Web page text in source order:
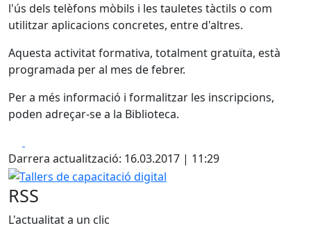
l'ús dels telèfons mòbils i les tauletes tàctils o com
utilitzar aplicacions concretes, entre d'altres.
Aquesta activitat formativa, totalment gratuïta, està
programada per al mes de febrer.
Per a més informació i formalitzar les inscripcions,
poden adreçar-se a la Biblioteca.
Darrera actualització: 16.03.2017 | 11:29
Tallers de capacitació digital
RSS
L'actualitat a un clic